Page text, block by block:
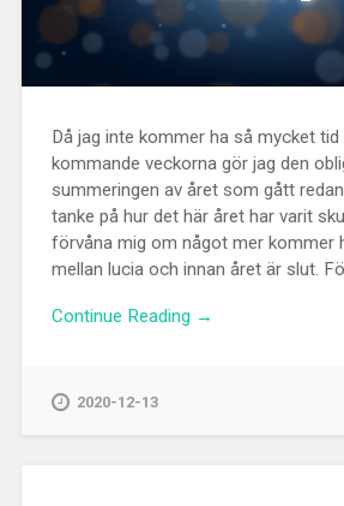
Då jag inte kommer ha så mycket
kommande veckorna gör jag den
summeringen av året som gått
tanke på hur det här året har varit
förvåna mig om något mer kommer
mellan lucia och innan året är slut.
Continue Reading →
2020-12-13